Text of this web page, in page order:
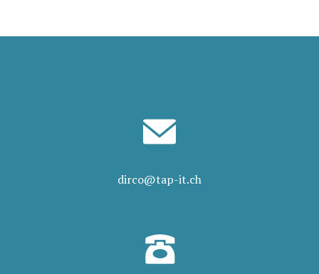
dirco@tap-it.ch